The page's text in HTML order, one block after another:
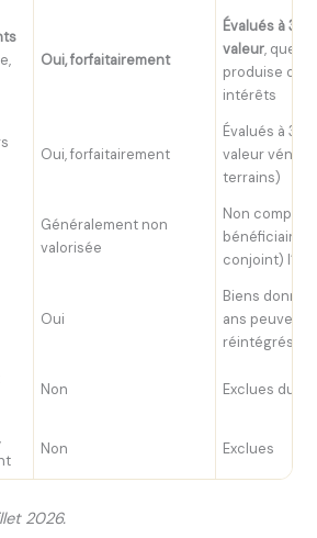
Oui, forfaitairement
Évalués à 3
valeur, que
produise ou
intérêts
Oui, forfaitairement
Évalués à 3
valeur vénale
terrains)
Généralement non
valorisée
Non
bénéficiaire
conjoint)
Oui
Biens
ans peuvent
réintégrés
Non Exclues du
Non Exclues
2026.